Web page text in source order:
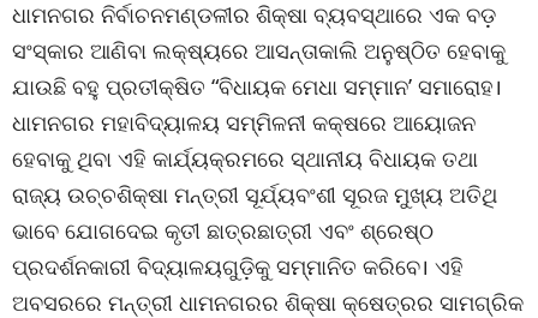
ଧାମନଗର ନିର୍ବାଚନମଣ୍ଡଳୀର ଶିକ୍ଷା ବ୍ୟବସ୍ଥାରେ ଏକ ବଡ଼
ସଂସ୍କାର ଆଣିବା ଲକ୍ଷ୍ୟରେ ଆସନ୍ତାକାଲି ଅନୁଷ୍ଠିତ ହେବାକୁ
ଯାଉଛି ବହୁ ପ୍ରତୀକ୍ଷିତ “ବିଧାୟକ ମେଧା ସମ୍ମାନ’ ସମାରୋହ।
ଧାମନଗର ମହାବିଦ୍ୟାଳୟ ସମ୍ମିଳନୀ କକ୍ଷରେ ଆୟୋଜନ
ହେବାକୁ ଥିବା ଏହି କାର୍ଯ୍ୟକ୍ରମରେ ସ୍ଥାନୀୟ ବିଧାୟକ ତଥା
ରାଜ୍ୟ ଉଚ୍ଚଶିକ୍ଷା ମନ୍ତ୍ରୀ ସୂର୍ଯ୍ୟବଂଶୀ ସୂରଜ ମୁଖ୍ୟ ଅତିଥି
ଭାବେ ଯୋଗଦେଇ କୃତୀ ଛାତ୍ରଛାତ୍ରୀ ଏବଂ ଶ୍ରେଷ୍ଠ
ପ୍ରଦର୍ଶନକାରୀ ବିଦ୍ୟାଳୟଗୁଡ଼ିକୁ ସମ୍ମାନିତ କରିବେ। ଏହି
ଅବସରରେ ମନ୍ତ୍ରୀ ଧାମନଗରର ଶିକ୍ଷା କ୍ଷେତ୍ରର ସାମଗ୍ରିକ